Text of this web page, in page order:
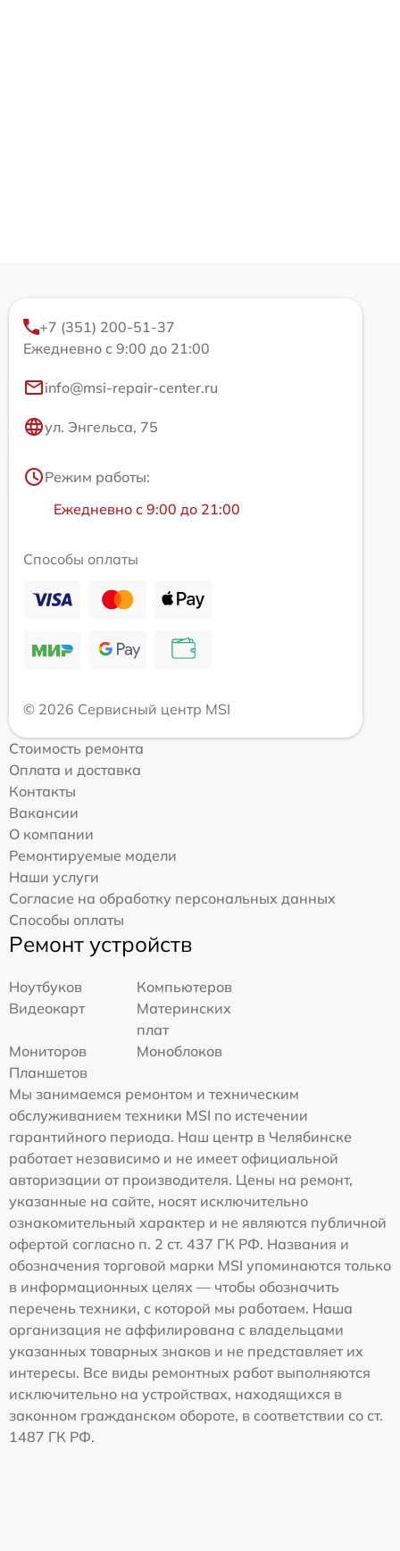
+7 (351) 200-51-37
Ежедневно с 9:00 до 21:00
info@msi-repair-center.ru
ул. Энгельса, 75
Режим работы:
Ежедневно с 9:00 до 21:00
Способы оплаты
© 2026 Сервисный центр MSI
Стоимость ремонта
Оплата и доставка
Контакты
Вакансии
О компании
Ремонтируемые модели
Наши услуги
Согласие на обработку персональных данных
Способы оплаты
Ремонт устройств
Ноутбуков
Компьютеров
Видеокарт
Материнских
плат
Мониторов
Моноблоков
Планшетов
Мы занимаемся ремонтом и техническим
обслуживанием техники MSI по истечении
гарантийного периода. Наш центр в Челябинске
работает независимо и не имеет официальной
авторизации от производителя. Цены на ремонт,
указанные на сайте, носят исключительно
ознакомительный характер и не являются публичной
офертой согласно п. 2 ст. 437 ГК РФ. Названия и
обозначения торговой марки MSI упоминаются только
в информационных целях — чтобы обозначить
перечень техники, с которой мы работаем. Наша
организация не аффилирована с владельцами
указанных товарных знаков и не представляет их
интересы. Все виды ремонтных работ выполняются
исключительно на устройствах, находящихся в
законном гражданском обороте, в соответствии со ст.
1487 ГК РФ.